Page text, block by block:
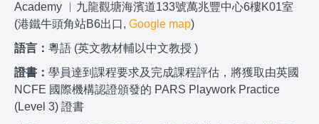
Academy ︱九龍觀塘海濱道133號萬兆豐中心6樓K01室
(港鐵牛頭角站B6出口, Google map)
語言： 粵語 (英文教材輔以中文教授 )
證書： 學員達到課程要求及完成課程評估，將獲取由英國
NCFE 國際機構認證頒發的 PARS Playwork Practice
(Level 3) 證書